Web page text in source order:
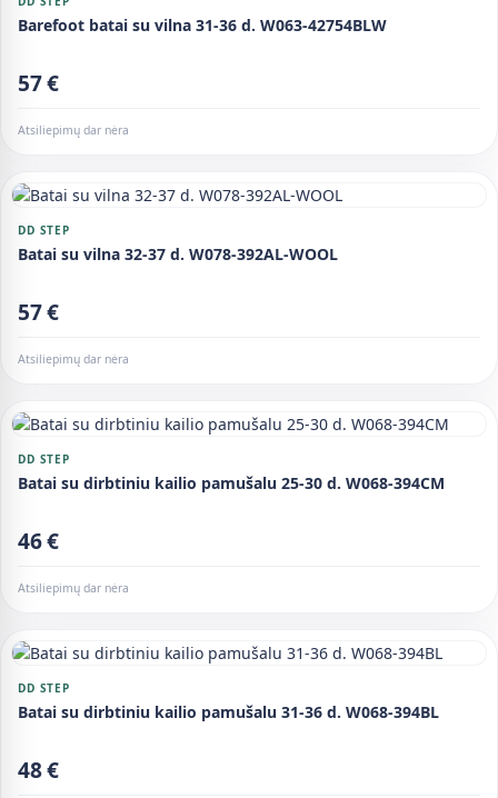
Barefoot batai su vilna 31-36 d. W063-42754BLW
57 €
Atsiliepimų dar nėra
DD STEP
Batai su vilna 32-37 d. W078-392AL-WOOL
57 €
Atsiliepimų dar nėra
DD STEP
Batai su dirbtiniu kailio pamušalu 25-30 d. W068-394CM
46 €
Atsiliepimų dar nėra
DD STEP
Batai su dirbtiniu kailio pamušalu 31-36 d. W068-394BL
48 €